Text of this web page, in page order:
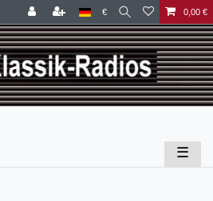
€ 0,00 €
☰